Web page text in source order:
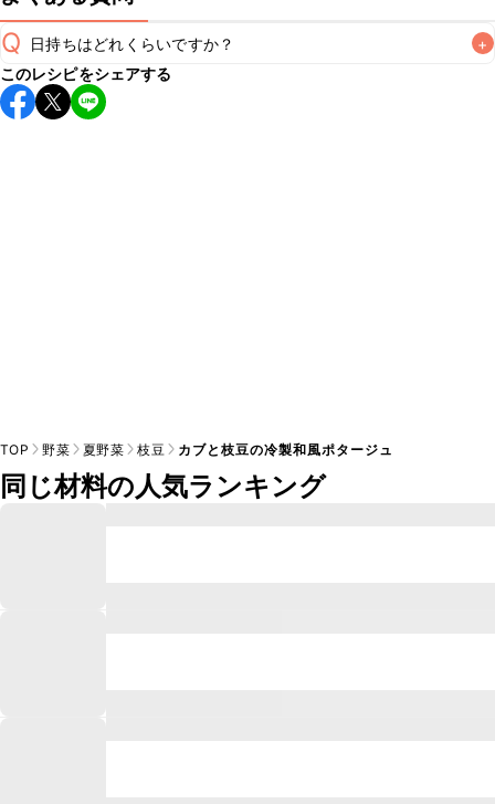
Q 日持ちはどれくらいですか？ +
保存期間は冷蔵で当日中が目安です。なるべくお早めにお召
し上がりください。
このレシピをシェアする
TOP 野菜 夏野菜 枝豆 カブと枝豆の冷製和風ポタージュ
同じ材料の人気ランキング